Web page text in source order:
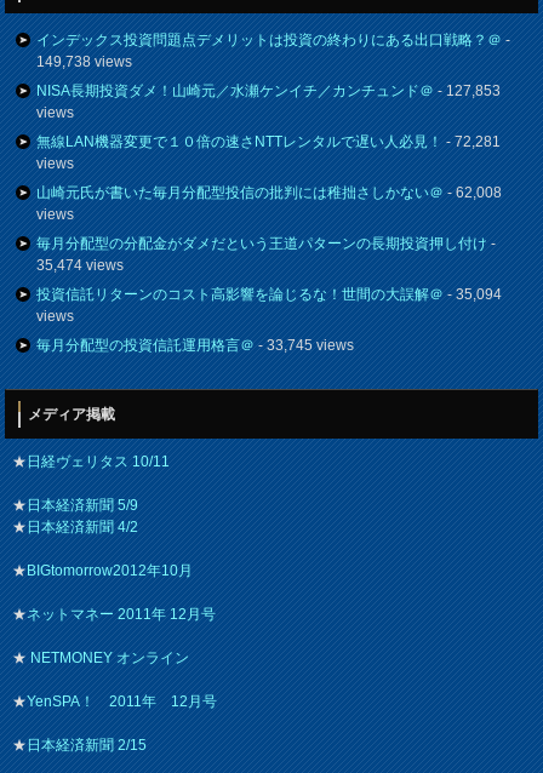
インデックス投資問題点デメリットは投資の終わりにある出口戦略？＠-
149,738 views
NISA長期投資ダメ！山崎元／水瀬ケンイチ／カンチュンド＠- 127,853
views
無線LAN機器変更で１０倍の速さNTTレンタルで遅い人必見！- 72,281
views
山崎元氏が書いた毎月分配型投信の批判には稚拙さしかない＠- 62,008
views
毎月分配型の分配金がダメだという王道パターンの長期投資押し付け-
35,474 views
投資信託リターンのコスト高影響を論じるな！世間の大誤解＠- 35,094
views
毎月分配型の投資信託運用格言＠- 33,745 views
メディア掲載
★日経ヴェリタス 10/11
★日本経済新聞 5/9
★日本経済新聞 4/2
★BIGtomorrow2012年10月
★ネットマネー 2011年 12月号
★NETMONEY オンライン
★YenSPA！ 2011年 12月号
★日本経済新聞 2/15